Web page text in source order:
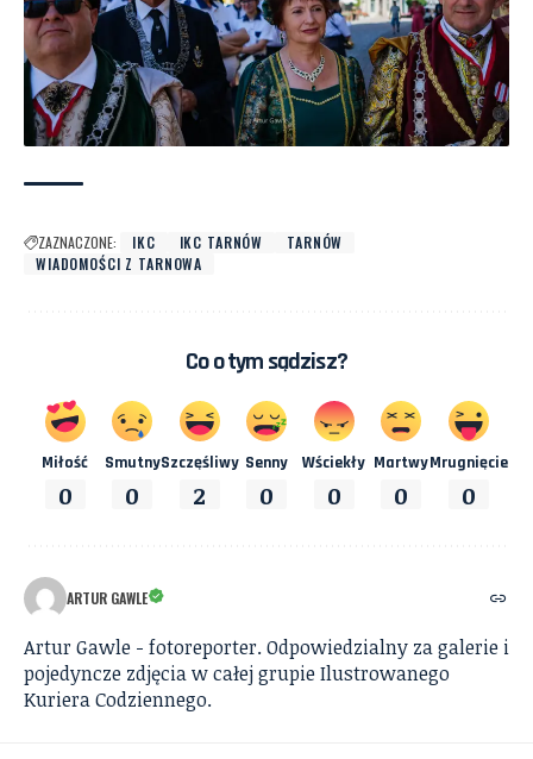
ZAZNACZONE: IKC IKC TARNÓW
TARNÓW
WIADOMOŚCI Z TARNOWA
Co o tym sądzisz?
Miłość
0
Smutny
0
Szczęśliwy
2
Senny
0
Wściekły
0
Martwy
0
Mrugnięcie
0
ARTUR GAWLE
Artur Gawle - fotoreporter. Odpowiedzialny za galerie i
pojedyncze zdjęcia w całej grupie Ilustrowanego
Kuriera Codziennego.